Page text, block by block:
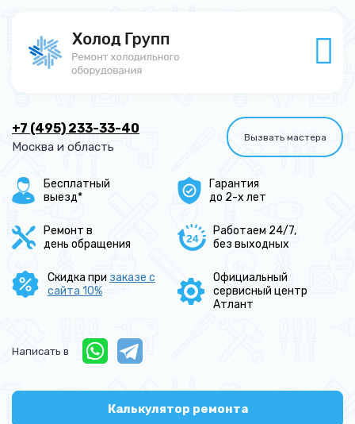
+7 (495) 233-33-40
Москва и область
Вызвать мастера
Бесплатный
выезд*
Гарантия
до 2-х лет
Ремонт в
день обращения
Работаем 24/7,
без выходных
Скидка при заказе с
сайта 10%
Официальный
сервисный центр
Атлант
Написать в
Калькулятор ремонта